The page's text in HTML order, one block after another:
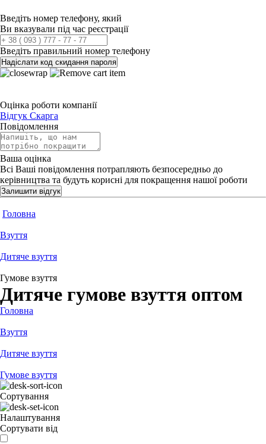
Введіть номер телефону, який
Ви вказували під час реєстрації
Введіть правильний номер телефону
Надіслати код скидання пароля
Оцінка роботи компанії
Відгук Скарга
Повідомлення
Ваша оцінка
Всі Ваші повідомлення потрапляють безпосередньо до
керівництва та будуть корисні для покращення нашої роботи
Залишити відгук
Головна
Взуття
Дитяче взуття
Гумове взуття
Дитяче гумове взуття оптом
Головна
Взуття
Дитяче взуття
Гумове взуття
Сортування
Налаштування
Сортувати від